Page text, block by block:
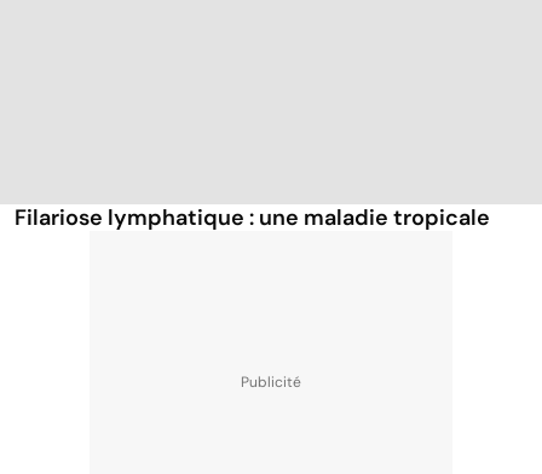
Filariose lymphatique : une maladie tropicale